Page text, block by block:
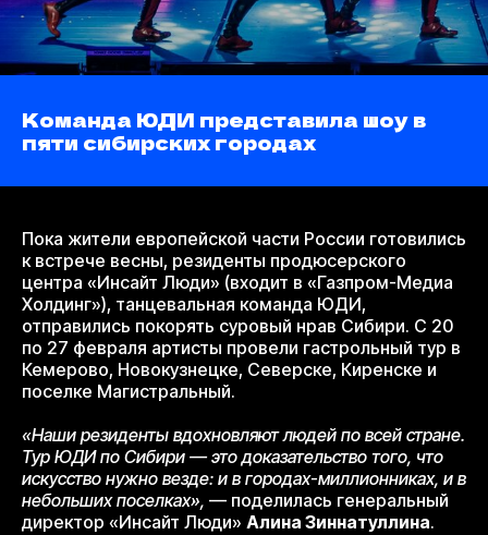
Команда ЮДИ представила шоу в
пяти сибирских городах
Пока жители европейской части России готовились
к встрече весны, резиденты продюсерского
центра «Инсайт Люди» (входит в «Газпром-Медиа
Холдинг»), танцевальная команда ЮДИ,
отправились покорять суровый нрав Сибири. С 20
по 27 февраля артисты провели гастрольный тур в
Кемерово, Новокузнецке, Северске, Киренске и
поселке Магистральный.
«Наши резиденты вдохновляют людей по всей стране.
Тур ЮДИ по Сибири — это доказательство того, что
искусство нужно везде: и в городах-миллионниках, и в
небольших поселках», — поделилась генеральный
директор «Инсайт Люди» Алина Зиннатуллина.